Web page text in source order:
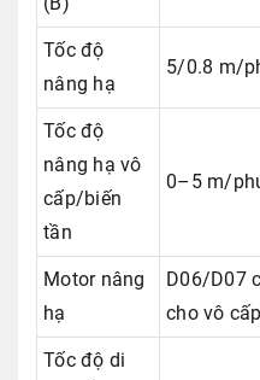
Tốc độ
nâng hạ
5/0.8 m/
Tốc độ
nâng hạ vô
cấp/biến
tần
0–5 m/
Motor nâng
hạ
D06/D07
cho vô
Tốc độ di